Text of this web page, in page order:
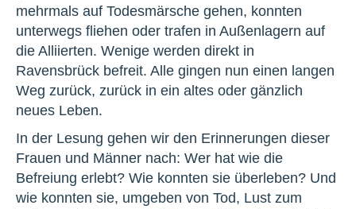
mehrmals auf Todesmärsche gehen, konnten
unterwegs fliehen oder trafen in Außenlagern auf
die Alliierten. Wenige werden direkt in
Ravensbrück befreit. Alle gingen nun einen langen
Weg zurück, zurück in ein altes oder gänzlich
neues Leben.
In der Lesung gehen wir den Erinnerungen dieser
Frauen und Männer nach: Wer hat wie die
Befreiung erlebt? Wie konnten sie überleben? Und
wie konnten sie, umgeben von Tod, Lust zum